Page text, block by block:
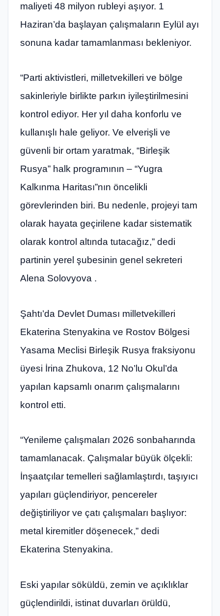
maliyeti 48 milyon rubleyi aşıyor. 1
Haziran’da başlayan çalışmaların Eylül ayı
sonuna kadar tamamlanması bekleniyor.
“Parti aktivistleri, milletvekilleri ve bölge
sakinleriyle birlikte parkın iyileştirilmesini
kontrol ediyor. Her yıl daha konforlu ve
kullanışlı hale geliyor. Ve elverişli ve
güvenli bir ortam yaratmak, “Birleşik
Rusya” halk programının – “Yugra
Kalkınma Haritası”nın öncelikli
görevlerinden biri. Bu nedenle, projeyi tam
olarak hayata geçirilene kadar sistematik
olarak kontrol altında tutacağız,” dedi
partinin yerel şubesinin genel sekreteri
Alena Solovyova .
Şahtı’da Devlet Duması milletvekilleri
Ekaterina Stenyakina ve Rostov Bölgesi
Yasama Meclisi Birleşik Rusya fraksiyonu
üyesi İrina Zhukova, 12 No’lu Okul’da
yapılan kapsamlı onarım çalışmalarını
kontrol etti.
“Yenileme çalışmaları 2026 sonbaharında
tamamlanacak. Çalışmalar büyük ölçekli:
İnşaatçılar temelleri sağlamlaştırdı, taşıyıcı
yapıları güçlendiriyor, pencereler
değiştiriliyor ve çatı çalışmaları başlıyor:
metal kiremitler döşenecek,” dedi
Ekaterina Stenyakina.
Eski yapılar söküldü, zemin ve açıklıklar
güçlendirildi, istinat duvarları örüldü,